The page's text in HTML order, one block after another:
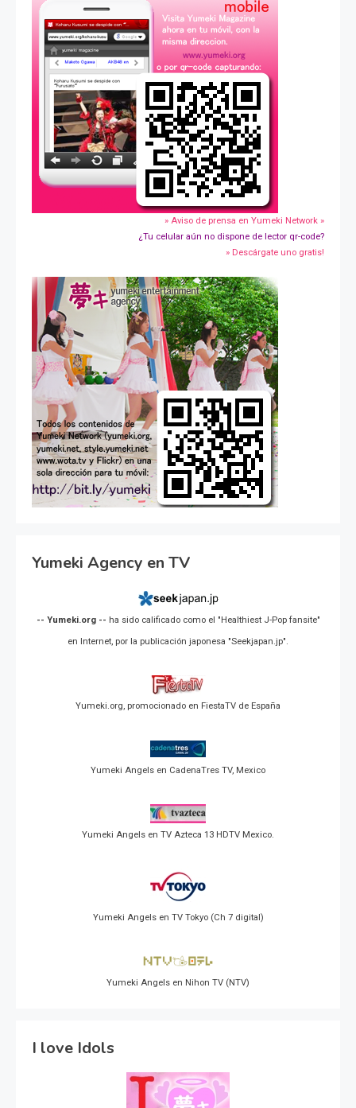
» Aviso de prensa en Yumeki Network »
¿Tu celular aún no dispone de lector qr-code?
» Descárgate uno gratis!
Yumeki Agency en TV
-- Yumeki.org -- ha sido calificado como el "Healthiest J-Pop fansite"
en Internet, por la publicación japonesa "Seekjapan.jp".
Yumeki.org, promocionado en FiestaTV de España
Yumeki Angels en CadenaTres TV, Mexico
Yumeki Angels en TV Azteca 13 HDTV Mexico.
Yumeki Angels en TV Tokyo (Ch 7 digital)
Yumeki Angels en Nihon TV (NTV)
I love Idols